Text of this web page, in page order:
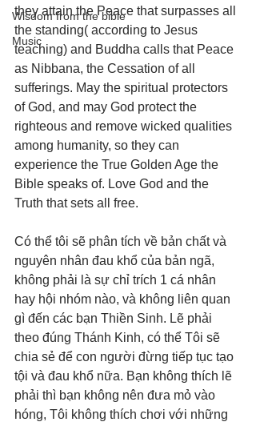
Wisdom from the bible
Music
they attain the Peace that surpasses all
the standing( according to Jesus
teaching) and Buddha calls that Peace
as Nibbana, the Cessation of all
sufferings. May the spiritual protectors
of God, and may God protect the
righteous and remove wicked qualities
among humanity, so they can
experience the True Golden Age the
Bible speaks of. Love God and the
Truth that sets all free.
Có thể tôi sẽ phân tích về bản chất và
nguyên nhân đau khổ của bản ngã,
không phải là sự chỉ trích 1 cá nhân
hay hội nhóm nào, và không liên quan
gì đến các bạn Thiền Sinh. Lẽ phải
theo đúng Thánh Kinh, có thể Tôi sẽ
chia sẻ để con người đừng tiếp tục tạo
tội và đau khổ nữa. Bạn không thích lẽ
phải thì bạn không nên đưa mỏ vào
hóng, Tôi không thích chơi với những